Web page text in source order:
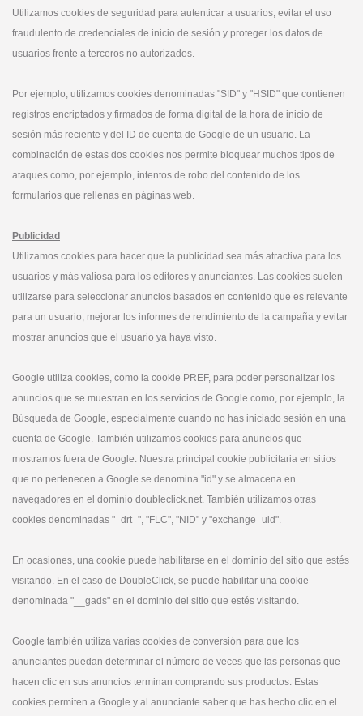
Utilizamos cookies de seguridad para autenticar a usuarios, evitar el uso
fraudulento de credenciales de inicio de sesión y proteger los datos de
usuarios frente a terceros no autorizados.
Por ejemplo, utilizamos cookies denominadas "SID" y "HSID" que contienen
registros encriptados y firmados de forma digital de la hora de inicio de
sesión más reciente y del ID de cuenta de Google de un usuario. La
combinación de estas dos cookies nos permite bloquear muchos tipos de
ataques como, por ejemplo, intentos de robo del contenido de los
formularios que rellenas en páginas web.
Publicidad
Utilizamos cookies para hacer que la publicidad sea más atractiva para los
usuarios y más valiosa para los editores y anunciantes. Las cookies suelen
utilizarse para seleccionar anuncios basados en contenido que es relevante
para un usuario, mejorar los informes de rendimiento de la campaña y evitar
mostrar anuncios que el usuario ya haya visto.
Google utiliza cookies, como la cookie PREF, para poder personalizar los
anuncios que se muestran en los servicios de Google como, por ejemplo, la
Búsqueda de Google, especialmente cuando no has iniciado sesión en una
cuenta de Google. También utilizamos cookies para anuncios que
mostramos fuera de Google. Nuestra principal cookie publicitaria en sitios
que no pertenecen a Google se denomina "id" y se almacena en
navegadores en el dominio doubleclick.net. También utilizamos otras
cookies denominadas "_drt_", "FLC", "NID" y "exchange_uid".
En ocasiones, una cookie puede habilitarse en el dominio del sitio que estés
visitando. En el caso de DoubleClick, se puede habilitar una cookie
denominada "__gads" en el dominio del sitio que estés visitando.
Google también utiliza varias cookies de conversión para que los
anunciantes puedan determinar el número de veces que las personas que
hacen clic en sus anuncios terminan comprando sus productos. Estas
cookies permiten a Google y al anunciante saber que has hecho clic en el